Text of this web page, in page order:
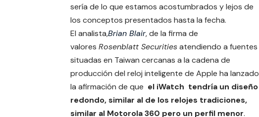
sería de lo que estamos acostumbrados y lejos de
los conceptos presentados hasta la fecha.
El analista,Brian Blair, de la firma de
valores Rosenblatt Securitiesatendiendo a fuentes
situadas en Taiwan cercanas a la cadena de
producción del reloj inteligente de Apple ha lanzado
la afirmación de que el iWatch tendría un diseño
redondo, similar al de los relojes tradiciones,
similar al Motorola 360 pero un perfil menor.